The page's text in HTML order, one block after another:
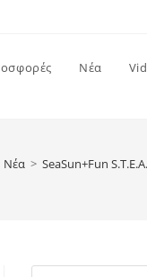
Νέα
Νέα > SeaSun+Fun